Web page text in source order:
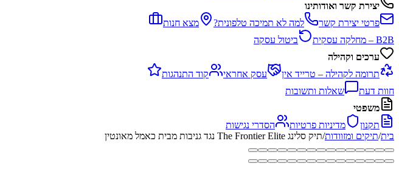
יצירת קשר ואודותינו
פרטי יצירת קשר
למה לא תמיכה טלפונית?
מצא חנות
B2B – מחלקה עסקית
ביטול עסקה
ערכים וקהילה
תרומה לקהילה – טרייד אין
עסק אחראי
קוד התנהגות
חוות דעת
שאלות ותשובות
משפטי
תקנון
מדיניות פרטיות
הסדרי נגישות
בית/תיקים ומזוודות/תיק סלינג The Frontier Elite נגד גניבות מבית כאמל מאונטין